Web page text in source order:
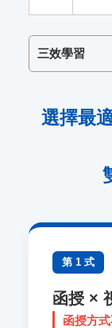
三效學習
選擇最
第 1 式
函授 ×
函授方